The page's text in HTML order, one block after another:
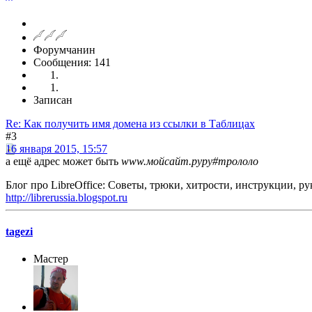
Форумчанин
Сообщения: 141
Записан
Re: Как получить имя домена из ссылки в Таблицах
#3
16 января 2015, 15:57
а ещё адрес может быть www.мойсайт.руру#трололо
Блог про LibreOffice: Советы, трюки, хитрости, инструкции,
http://librerussia.blogspot.ru
tagezi
Мастер